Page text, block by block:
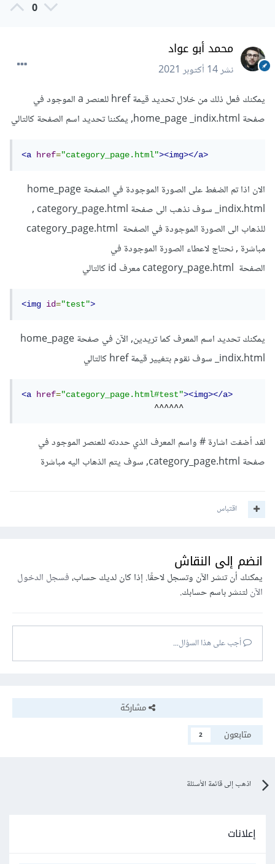
0
محمد أبو عواد
نشر14 أكتوبر 2021
يمكنك فعل ذلك من خلال تحديد قيمة href للعنصر a الموجود في
صفحة home_page _indix.html, يمكننا تحديد اسم الصفحة كالتالي
<a href="category_page.html"><img></a>
الان اذا تم الضغط على الصورة الموجودة في الصفحة home_page
_indix.html سوف نذهب الى صفحة category_page.html ,
للذهاب الى الصورة الموجودة في الصفحة category_page.html
مباشرة , نحتاج لاعطاء الصورة الموجودة في
الصفحة category_page.html معرف id كالتالي
<img id="test">
يمكنك تحديد اسم المعرف كما تريدين, الآن في صفحة home_page
_indix.html سوف نقوم بتغيير قيمة href كالتالي
<a href="category_page.html#test"><img></a>
                           ^^^^^^
لقد أضفت اشارة # واسم المعرف الذي حددته للعنصر الموجود في
صفحة category_page.html, سوف يتم الذهاب اليه مباشرة
اقتباس
انضم إلى النقاش
يمكنك أن تنشر الآن وتسجل لاحقًا. إذا كان لديك حساب،فسجل الدخول
الآنلتنشر باسم حسابك.
أجب على هذا السؤال...
مشاركة
متابعون
2
اذهب إلى قائمة الأسئلة
إعلانات